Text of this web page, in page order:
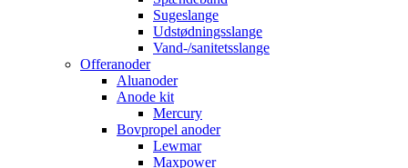
Sugeslange
Udstødningsslange
Vand-/sanitetsslange
Offeranoder
Aluanoder
Anode kit
Mercury
Bovpropel anoder
Lewmar
Maxpower